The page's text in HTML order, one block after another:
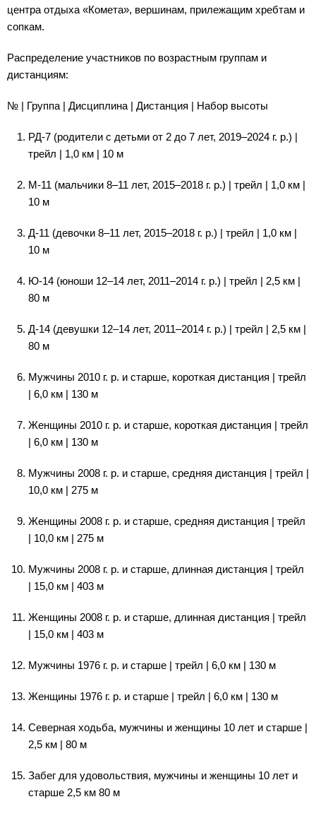
центра отдыха «Комета», вершинам, прилежащим хребтам и
сопкам.
Распределение участников по возрастным группам и
дистанциям:
№ | Группа | Дисциплина | Дистанция | Набор высоты
РД-7 (родители с детьми от 2 до 7 лет, 2019–2024 г. р.) |
трейл | 1,0 км | 10 м
М-11 (мальчики 8–11 лет, 2015–2018 г. р.) | трейл | 1,0 км |
10 м
Д-11 (девочки 8–11 лет, 2015–2018 г. р.) | трейл | 1,0 км |
10 м
Ю-14 (юноши 12–14 лет, 2011–2014 г. р.) | трейл | 2,5 км |
80 м
Д-14 (девушки 12–14 лет, 2011–2014 г. р.) | трейл | 2,5 км |
80 м
Мужчины 2010 г. р. и старше, короткая дистанция | трейл
| 6,0 км | 130 м
Женщины 2010 г. р. и старше, короткая дистанция | трейл
| 6,0 км | 130 м
Мужчины 2008 г. р. и старше, средняя дистанция | трейл |
10,0 км | 275 м
Женщины 2008 г. р. и старше, средняя дистанция | трейл
| 10,0 км | 275 м
Мужчины 2008 г. р. и старше, длинная дистанция | трейл
| 15,0 км | 403 м
Женщины 2008 г. р. и старше, длинная дистанция | трейл
| 15,0 км | 403 м
Мужчины 1976 г. р. и старше | трейл | 6,0 км | 130 м
Женщины 1976 г. р. и старше | трейл | 6,0 км | 130 м
Северная ходьба, мужчины и женщины 10 лет и старше |
2,5 км | 80 м
Забег для удовольствия, мужчины и женщины 10 лет и
старше 2,5 км 80 м